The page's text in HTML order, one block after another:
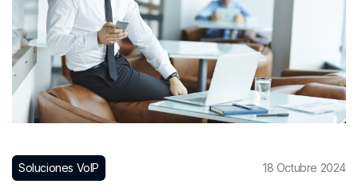
Soluciones VoIP 18 Octubre 2024